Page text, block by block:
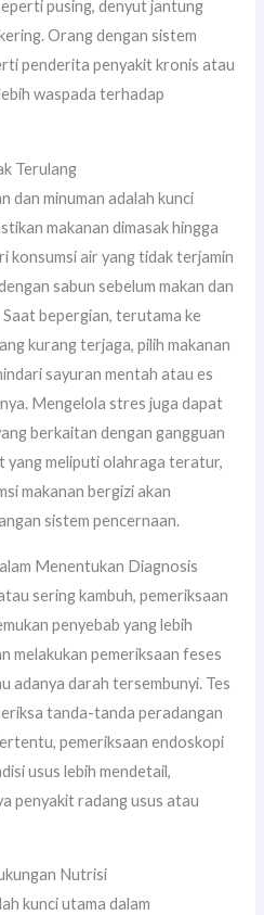
pusing, denyut jantung
Orang dengan sistem
penderita penyakit kronis atau
waspada terhadap
Terulang
dan minuman adalah kunci
makanan dimasak hingga
konsumsi air yang tidak terjamin
sabun sebelum makan dan
bepergian, terutama ke
kurang terjaga, pilih makanan
sayuran mentah atau es
Mengelola stres juga dapat
berkaitan dengan gangguan
yang meliputi olahraga teratur,
makanan bergizi akan
sistem pencernaan.
Menentukan Diagnosis
sering kambuh, pemeriksaan
penyebab yang lebih
melakukan pemeriksaan feses
adanya darah tersembunyi. Tes
tanda-tanda peradangan
pemeriksaan endoskopi
usus lebih mendetail,
penyakit radang usus atau
Nutrisi
kunci utama dalam